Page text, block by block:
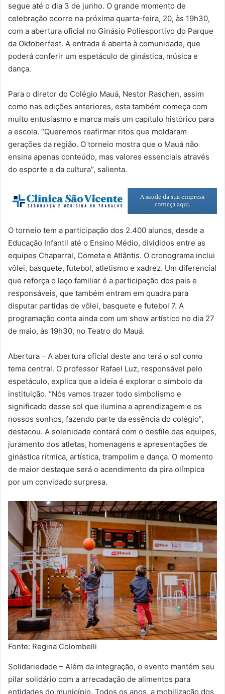
segue até o dia 3 de junho. O grande momento de
celebração ocorre na próxima quarta-feira, 20, às 19h30,
com a abertura oficial no Ginásio Poliesportivo do Parque
da Oktoberfest. A entrada é aberta à comunidade, que
poderá conferir um espetáculo de ginástica, música e
dança.
Para o diretor do Colégio Mauá, Nestor Raschen, assim
como nas edições anteriores, esta também começa com
muito entusiasmo e marca mais um capítulo histórico para
a escola. “Queremos reafirmar ritos que moldaram
gerações da região. O torneio mostra que o Mauá não
ensina apenas conteúdo, mas valores essenciais através
do esporte e da cultura”, salienta.
O torneio tem a participação dos 2.400 alunos, desde a
Educação Infantil até o Ensino Médio, divididos entre as
equipes Chaparral, Cometa e Atlântis. O cronograma inclui
vôlei, basquete, futebol, atletismo e xadrez. Um diferencial
que reforça o laço familiar é a participação dos pais e
responsáveis, que também entram em quadra para
disputar partidas de vôlei, basquete e futebol 7. A
programação conta ainda com um show artístico no dia 27
de maio, às 19h30, no Teatro do Mauá.
Abertura – A abertura oficial deste ano terá o sol como
tema central. O professor Rafael Luz, responsável pelo
espetáculo, explica que a ideia é explorar o símbolo da
instituição. “Nós vamos trazer todo simbolismo e
significado desse sol que ilumina a aprendizagem e os
nossos sonhos, fazendo parte da essência do colégio”,
destacou. A solenidade contará com o desfile das equipes,
juramento dos atletas, homenagens e apresentações de
ginástica rítmica, artística, trampolim e dança. O momento
de maior destaque será o acendimento da pira olímpica
por um convidado surpresa.
Fonte: Regina Colombelli
Solidariedade – Além da integração, o evento mantém seu
pilar solidário com a arrecadação de alimentos para
entidades do município. Todos os anos, a mobilização dos